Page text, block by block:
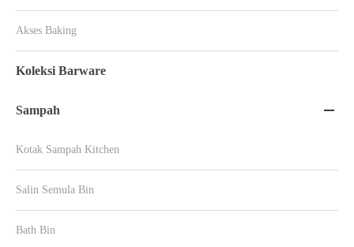
Akses Baking
Koleksi Barware
Sampah 
Kotak Sampah Kitchen
Salin Semula Bin
Bath Bin